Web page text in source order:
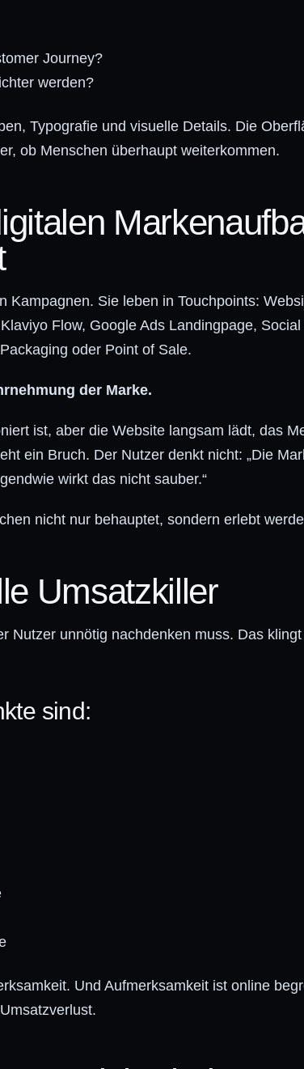
Journey?
werden?
Typografie und visuelle Details. Die
ob Menschen überhaupt weiterkommen.
Kampagnen. Sie leben in Touchpoints:
Flow, Google Ads Landingpage, Social
oder Point of Sale.
der Marke.
ist, aber die Website langsam lädt, das
ein Bruch. Der Nutzer denkt nicht: „Die
wirkt das nicht sauber.“
nicht nur behauptet, sondern erlebt
Umsatzkiller
Nutzer unnötig nachdenken muss. Das
sind:
Und Aufmerksamkeit ist online